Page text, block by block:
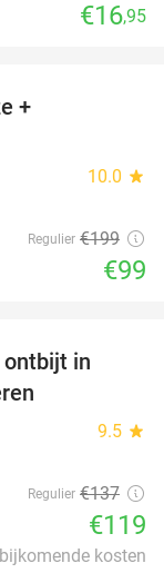
€16,95
+
10.0 star
Regulier €199
€99
ontbijt in
9.5 star
Regulier €137
€119
kosten